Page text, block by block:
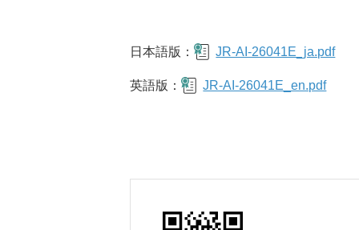
日本語版： JR-AI-26041E_ja.pdf
英語版： JR-AI-26041E_en.pdf